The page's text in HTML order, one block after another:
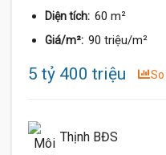
Diện tích: 60 m²
Giá/m²: 90 triệu/m²
5 tỷ 400 triệu
Thịnh BĐS